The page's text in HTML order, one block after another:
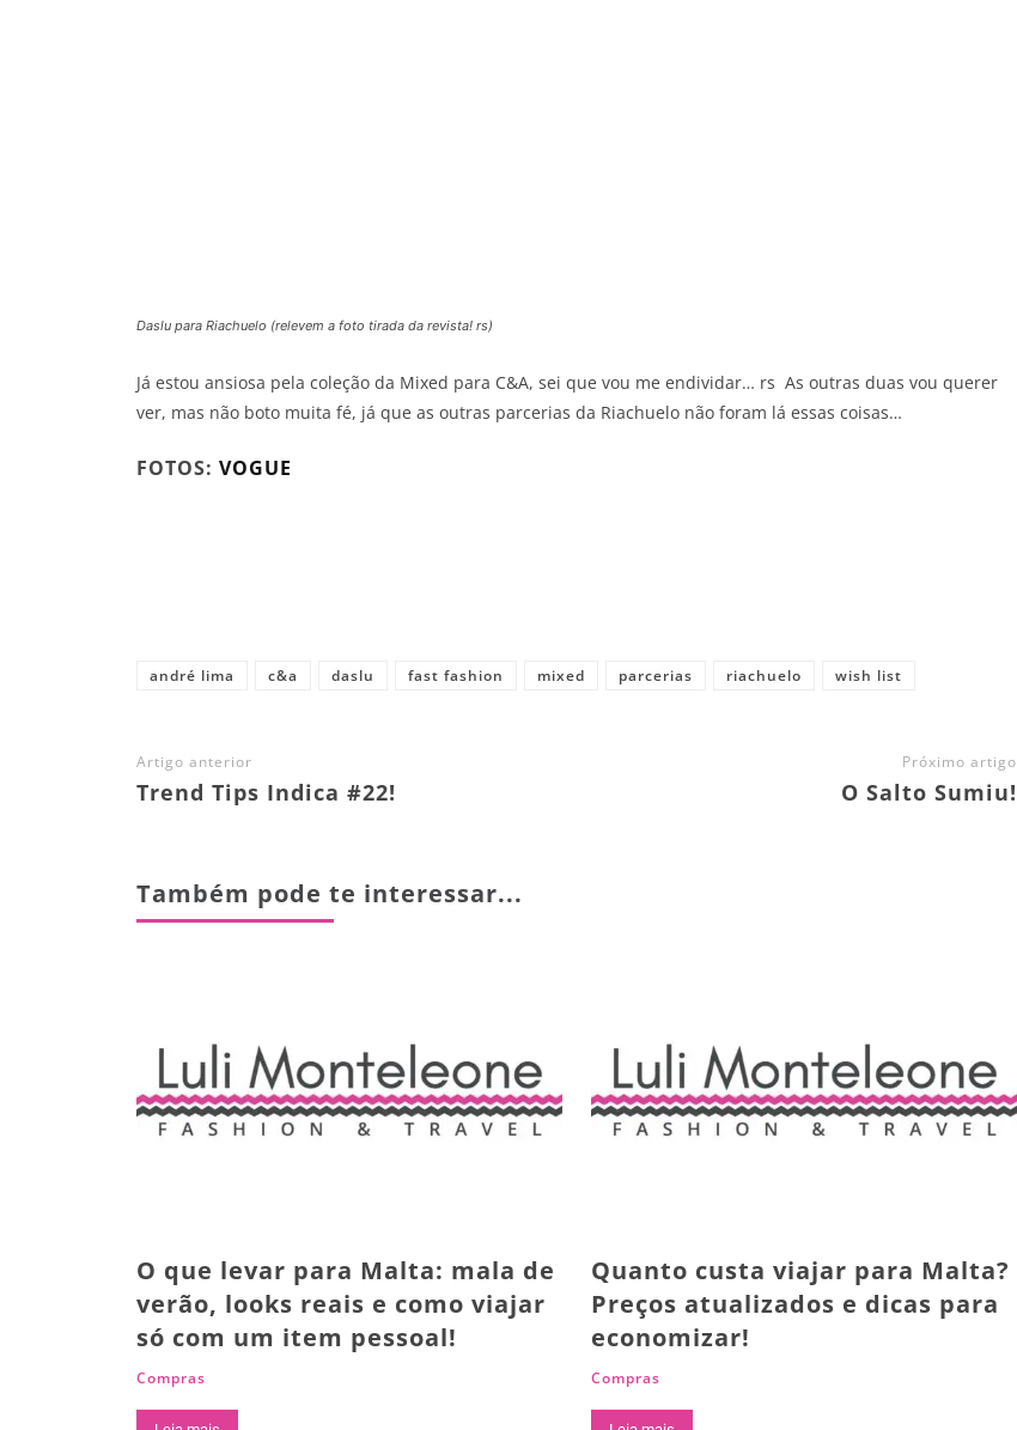
Daslu para Riachuelo (relevem a foto tirada da revista! rs)
Já estou ansiosa pela coleção da Mixed para C&A, sei que vou me endividar… rs As outras duas vou querer
ver, mas não boto muita fé, já que as outras parcerias da Riachuelo não foram lá essas coisas…
FOTOS: VOGUE
andré lima c&a daslu fast fashion mixed parcerias riachuelo wish list
Artigo anterior
Trend Tips Indica #22!
Próximo artigo
O Salto Sumiu!
Também pode te interessar...
O que levar para Malta: mala de
verão, looks reais e como viajar
só com um item pessoal!
Compras
Quanto custa viajar para Malta?
Preços atualizados e dicas para
economizar!
Compras